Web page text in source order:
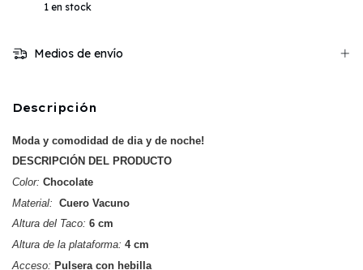
1 en stock
Medios de envío
Descripción
Moda y comodidad de dia y de noche!
DESCRIPCIÓN DEL PRODUCTO
Color: Chocolate
Material: Cuero Vacuno
Altura del Taco: 6 cm
Altura de la plataforma: 4 cm
Acceso: Pulsera con hebilla